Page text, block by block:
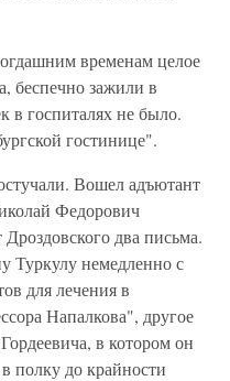
временам целое
беспечно зажили в
в госпиталях не было.
гостинице".
Вошел адъютант
Федорович
два письма.
Туркулу немедленно с
для лечения в
Напалкова", другое
в котором он
полку до крайности